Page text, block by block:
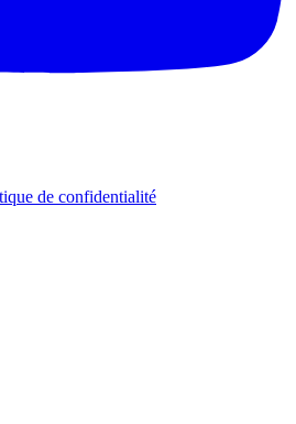
de confidentialité